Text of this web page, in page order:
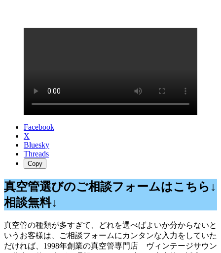
Facebook
X
Bluesky
Threads
Copy
真空管選びのご相談フォームはこちら↓
相談無料↓
真空管の種類が多すぎて、どれを選べばよいか分からないと
いうお客様は、ご相談フォームにカンタンな入力をしていた
だければ、1998年創業の真空管専門店 ヴィンテージサウン